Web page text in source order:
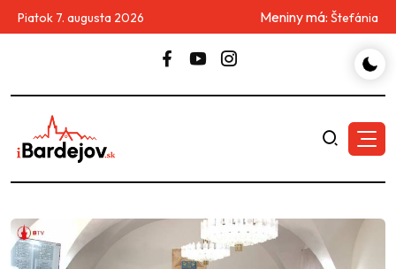
Piatok 7. augusta 2026 Meniny má: Štefánia